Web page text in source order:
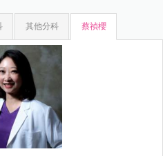
其他分科 蔡禎櫻